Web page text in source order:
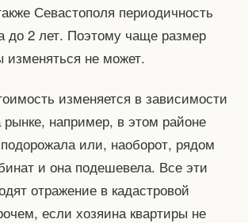
Севастополя периодичность
до 2 лет. Поэтому чаще размер
изменяться не может.
изменяется в зависимости
рынке, например, в этом районе
или, наоборот, рядом
и она подешевела. Все эти
отражение в кадастровой
если хозяина квартиры не